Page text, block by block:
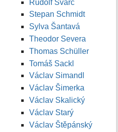
Rudolf Švarc
Stepan Schmidt
Sylva Šantavá
Theodor Severa
Thomas Schüller
Tomáš Sackl
Václav Simandl
Václav Šimerka
Václav Skalický
Václav Starý
Václav Štěpánský